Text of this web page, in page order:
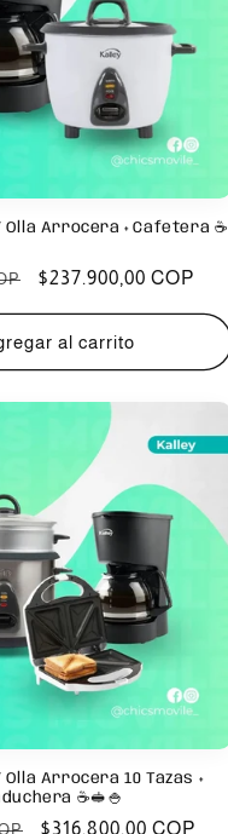
Olla Arrocera + Cafetera ☕
Precio
oferta
$237.900,00 COP
al carrito
Olla Arrocera 10 Tazas +
☕️🥪🍚
Precio
$316.800,00 COP